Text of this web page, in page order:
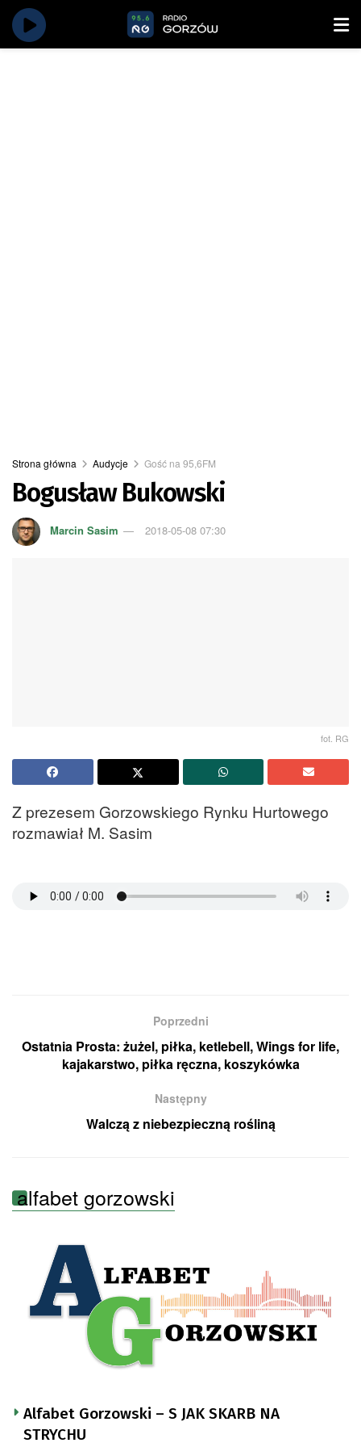
Strona główna Audycje Gość na 95,6FM
Bogusław Bukowski
Marcin Sasim 2018-05-08 07:30
fot. RG
Z prezesem Gorzowskiego Rynku Hurtowego
rozmawiał M. Sasim
Poprzedni
Ostatnia Prosta: żużel, piłka, ketlebell, Wings for life,
kajakarstwo, piłka ręczna, koszykówka
Następny
Walczą z niebezpieczną rośliną
alfabet gorzowski
Alfabet Gorzowski – S JAK SKARB NA
STRYCHU